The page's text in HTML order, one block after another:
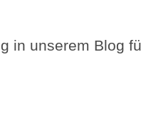
in unserem Blog